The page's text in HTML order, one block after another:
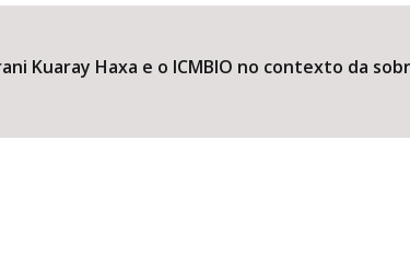
Kuaray Haxa e o ICMBIO no contexto da